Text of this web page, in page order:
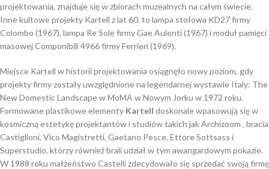
projektowania, znajduje się w zbiorach muzealnych na całym świecie.
Inne kultowe projekty Kartell z lat 60. to lampa stołowa KD27 firmy
Colombo (1967), lampa Re Sole firmy Gae Aulenti (1967) i moduł pamięci
masowej Componibili 4966 firmy Ferrieri (1969).
Miejsce Kartell w historii projektowania osiągnęło nowy poziom, gdy
projekty firmy zostały uwzględnione na legendarnej wystawie Italy: The
New Domestic Landscape w MoMA w Nowym Jorku w 1972 roku.
Formowane plastikowe elementy Kartell doskonale wpasowują się w
kosmiczną estetykę projektantów i studiów takich jak Archizoom , bracia
Castiglioni, Vico Magistretti, Gaetano Pesce, Ettore Sottsass i
Superstudio, którzy również brali udział w tym awangardowym pokazie.
W 1988 roku małżeństwo Castelli zdecydowało się sprzedać swoją firmę